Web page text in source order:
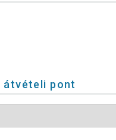
átvételi pont